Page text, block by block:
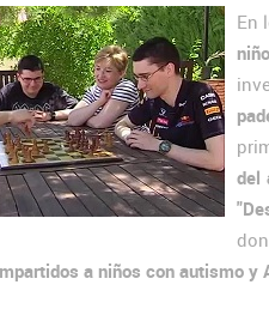
En
del
a niños con autismo y